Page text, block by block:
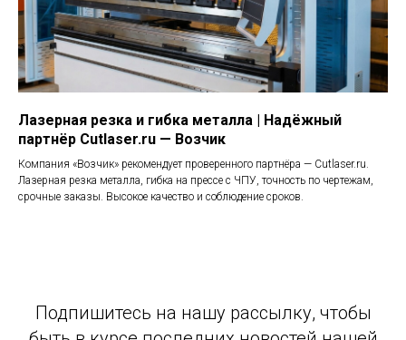
Лазерная резка и гибка металла | Надёжный
партнёр Cutlaser.ru — Возчик
Компания «Возчик» рекомендует проверенного партнёра — Cutlaser.ru.
Лазерная резка металла, гибка на прессе с ЧПУ, точность по чертежам,
срочные заказы. Высокое качество и соблюдение сроков.
Подпишитесь на нашу рассылку, чтобы